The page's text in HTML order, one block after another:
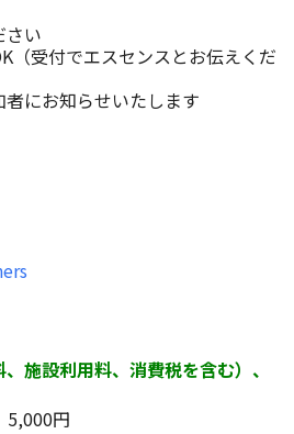
い
（受付でエスセンスとお伝えくだ
にお知らせいたします
施設利用料、消費税を含む）、
円